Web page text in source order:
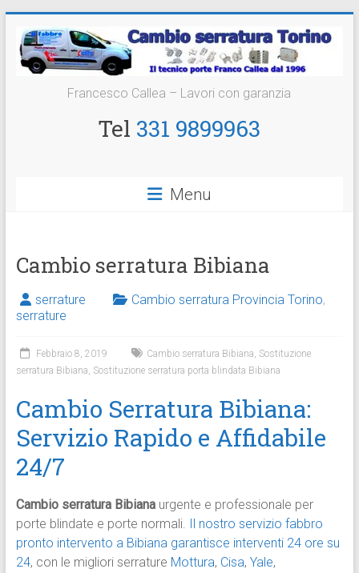
contenuto
Cambio
Serratura
Francesco Callea – Lavori con garanzia
Tel 331 9899963
Menu
Cambio serratura Bibiana
serrature Cambio serratura Provincia Torino,
serrature
Febbraio 8, 2019 Cambio serratura Bibiana, Sostituzione
serratura Bibiana, Sostituzione serratura porta blindata Bibiana
Cambio Serratura Bibiana:
Servizio Rapido e Affidabile
24/7
Cambio serratura Bibianaurgente e professionale per
porte blindate e porte normali.
Il nostro servizio fabbro
pronto intervento a Bibiana garantisce interventi 24 ore su
24, con le migliori serrature Mottura, Cisa, Yale,